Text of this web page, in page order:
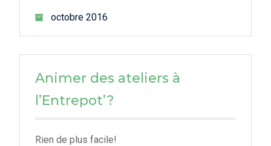
octobre 2016
Animer des ateliers à
l’Entrepot’?
Rien de plus facile!